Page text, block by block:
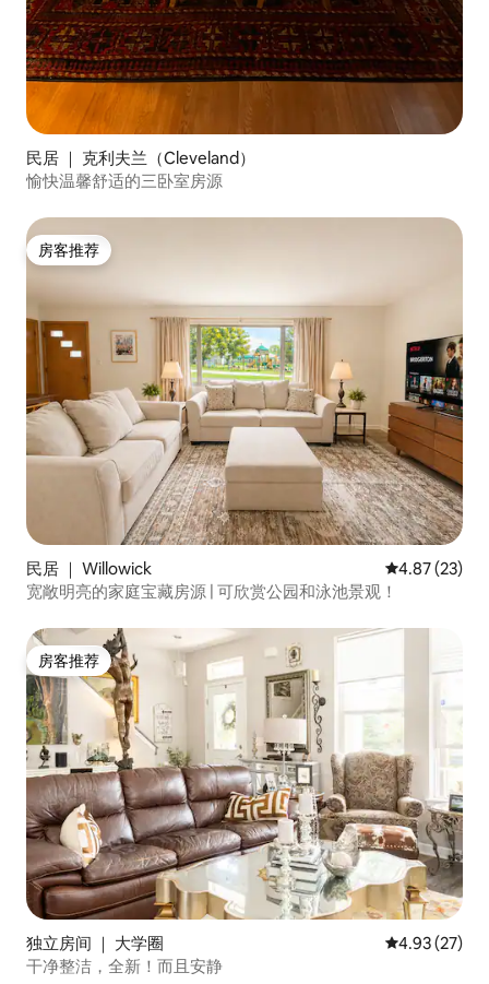
民居 ｜ 克利夫兰（Cleveland）
愉快温馨舒适的三卧室房源
房客推荐
房客推荐
民居 ｜ Willowick 平均评分
4.87 (23)
宽敞明亮的家庭宝藏房源 | 可欣赏公园和泳池景观！
房客推荐
房客推荐
独立房间 ｜ 大学圈 平均评分
4.93 (27)
干净整洁，全新！而且安静